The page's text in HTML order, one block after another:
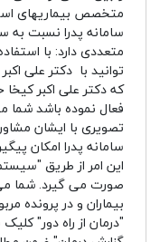
متخصص بیماریهای
سامانه پدرا نسبت به
متعددی دارد: با
توانید با دکتر علی
که دکتر علی اکبر کیخا
فعال نموده باشد شما
تصویری با ایشان
سامانه پدرا امکان
این امر از طریق
صورت می گیرد. شما
بیماران و در پرونده
"درمان از راه دور"